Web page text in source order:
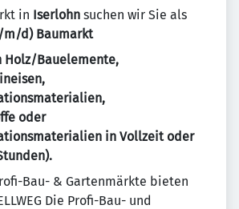
in Iserlohn suchen wir Sie als
m/d) Baumarkt
Holz/Bauelemente,
oder
in Vollzeit oder
Bau- & Gartenmärkte bieten
Die Profi-Bau- und